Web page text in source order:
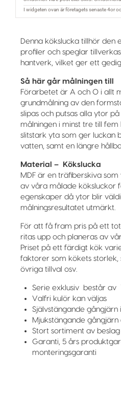
Denna kökslucka tillhör den
profiler och speglar
hantverk, vilket ger ett
Så här går målningen till
Förarbetet är A och O i allt
grundmålning av den
slipas och putsas alla ytor på
målningen i minst tre till
slitstark yta som ger luckan
vatten, samt en längre
Material – Kökslucka
MDF är en träfiberskiva
av våra målade köksluckor
egenskaper då ytor blir
målningsresultatet utmärkt.
För att få fram pris på ett
ritas upp och planeras av
Priset på ett färdigt kök
faktorer som kökets storlek,
övriga tillval osv.
Serie exklusiv består av
Valfri kulör kan väljas
Självstängande gångjärn
Mjukstängande gångjärn
Stort sortiment av beslag
Garanti, 5 års
monteringsgaranti